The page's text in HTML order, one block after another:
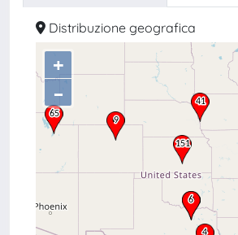
Distribuzione geografica
+
–